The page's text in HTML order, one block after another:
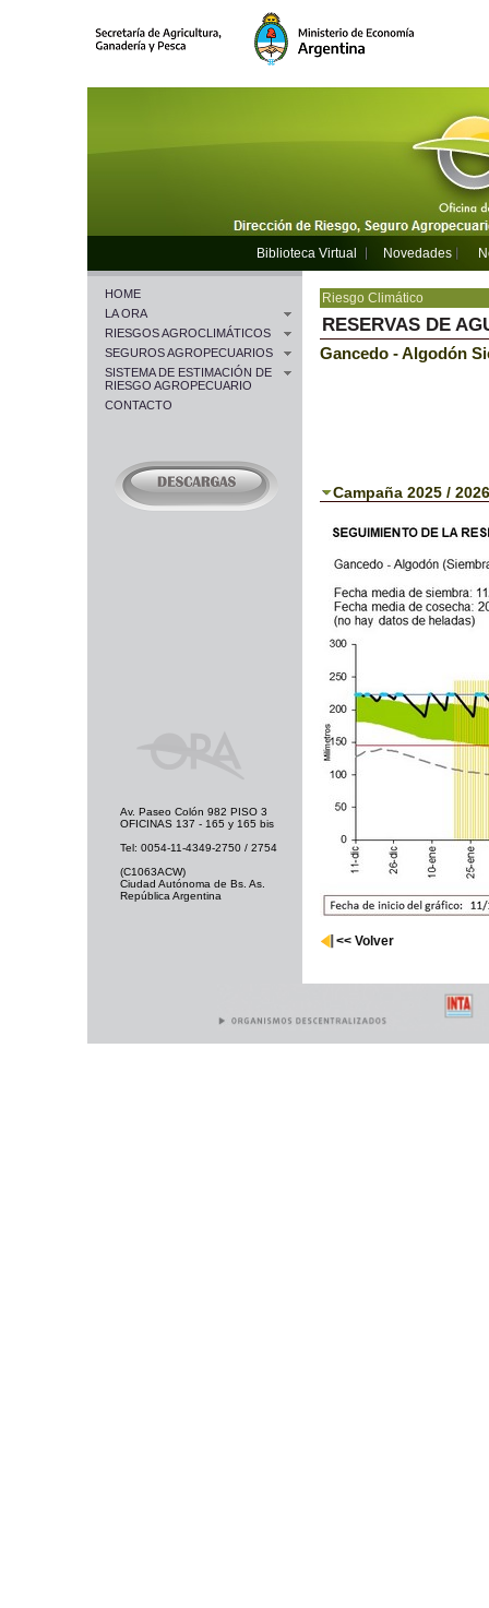
Biblioteca Virtual Novedades
HOME
LA ORA
RIESGOS AGROCLIMÁTICOS
SEGUROS AGROPECUARIOS
SISTEMA DE ESTIMACIÓN DE
RIESGO AGROPECUARIO
CONTACTO
Riesgo Climático
RESERVAS DE
Gancedo - Algodón
Campaña 2025 / 2026
<< Volver
Av. Paseo Colón 982 PISO 3
OFICINAS 137 - 165 y 165 bis
Tel: 0054-11-4349-2750 / 2754
(C1063ACW)
Ciudad Autónoma de Bs. As.
República Argentina